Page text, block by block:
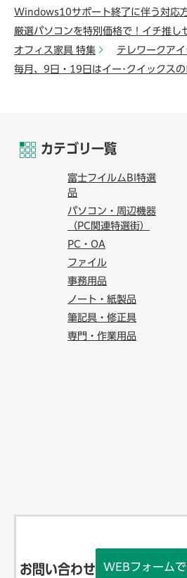
Windows10サポート終了に伴う対応
厳選パソコンを特別価格で！イチ推し
オフィス家具 特集
テレワークア
毎月、9日・19日はイー･クイックスの
カテゴリ一覧
富士フイルムBI特選
品
パソコン・周辺機器
（PC関連特選街）
PC・OA
ファイル
事務用品
ノート・紙製品
筆記具・修正具
専門・作業用品
お問い合わせ WEBフォーム